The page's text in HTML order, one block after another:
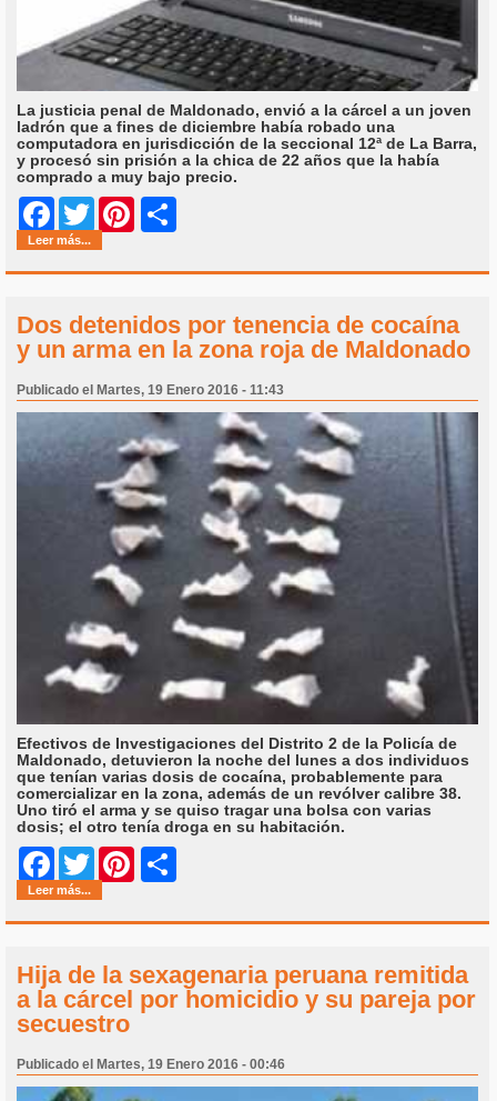
La justicia penal de Maldonado, envió a la cárcel a un joven
ladrón que a fines de diciembre había robado una
computadora en jurisdicción de la seccional 12ª de La Barra,
y procesó sin prisión a la chica de 22 años que la había
comprado a muy bajo precio.
Facebook
Twitter Pinterest
Leer más...
Dos detenidos por tenencia de cocaína
y un arma en la zona roja de Maldonado
Publicado el Martes, 19 Enero 2016 - 11:43
Efectivos de Investigaciones del Distrito 2 de la Policía de
Maldonado, detuvieron la noche del lunes a dos individuos
que tenían varias dosis de cocaína, probablemente para
comercializar en la zona, además de un revólver calibre 38.
Uno tiró el arma y se quiso tragar una bolsa con varias
dosis; el otro tenía droga en su habitación.
Facebook
Twitter Pinterest
Leer más...
Hija de la sexagenaria peruana remitida
a la cárcel por homicidio y su pareja por
secuestro
Publicado el Martes, 19 Enero 2016 - 00:46